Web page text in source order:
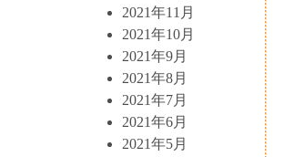
2021年11月
2021年10月
2021年9月
2021年8月
2021年7月
2021年6月
2021年5月